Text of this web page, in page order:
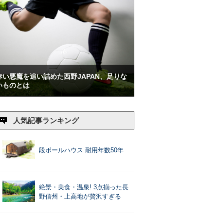
い悪魔を追い詰めた西野JAPAN、足りな
ものとは
人気記事ランキング
段ボールハウス 耐用年数50年
絶景・美食・温泉! 3点揃った長
野信州・上高地が贅沢すぎる